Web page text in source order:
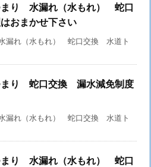
り 水漏れ（水もれ） 蛇口
おまかせ下さい
れ（水もれ） 蛇口交換 水道ト
り 蛇口交換 漏水減免制度
れ（水もれ） 蛇口交換 水道ト
り 水漏れ（水もれ） 蛇口